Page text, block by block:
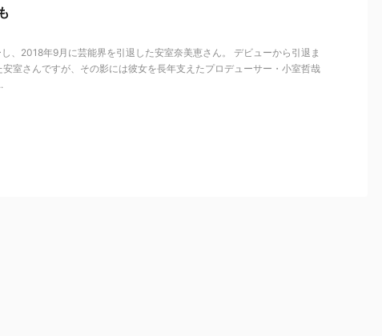
、2018年9月に芸能界を引退した安室奈美恵さん。 デビューから引退ま
室さんですが、その影には彼女を長年支えたプロデューサー・小室哲哉